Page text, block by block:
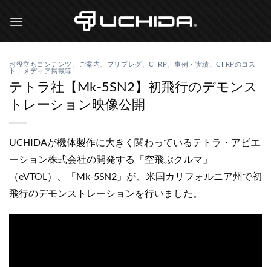
お役立ちコンテンツ ご案内 プリプレグ 、CFRP 、事例・実績 、CFRPのコス
ト 、 メディア掲載等
テトラ社【Mk-5SN2】初飛行のデモンス
トレーション映像公開
UCHIDAが機体製作に大きく関わっているテトラ・アビエ
ーション株式会社の開発する「空飛ぶクルマ」
（eVTOL）、「Mk-5SN2」が、米国カリフォルニア州で初
飛行のデモンストレーションを行いました。